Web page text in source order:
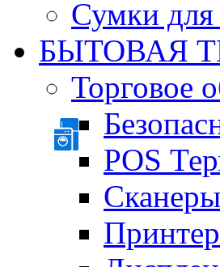
Сумки для
БЫТОВАЯ
Торговое
POS